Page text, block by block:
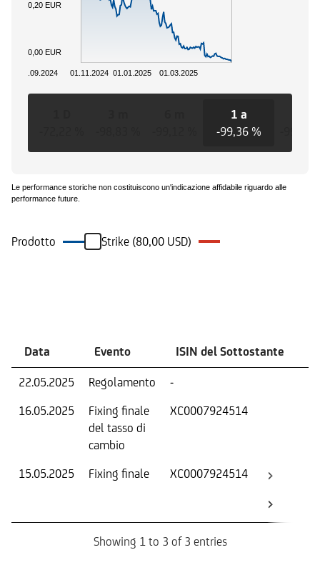
01.11.2024 01.01.2025 01.03.2025
01.09.2024
0,00 EUR
0,20 EUR
1 a
-99,36 %
Le performance storiche non costituiscono un'indicazione affidabile riguardo alle
performance future.
Prodotto Strike (80,00 USD)
Data Evento ISIN del Sottostante
22.05.2025 Regolamento -
16.05.2025
Fixing finale
del tasso di
cambio
XC0007924514
15.05.2025 Fixing finale XC0007924514
Showing 1 to 3 of 3 entries